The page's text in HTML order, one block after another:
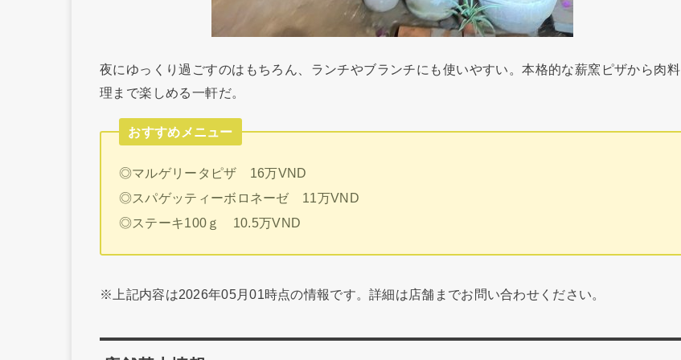
夜にゆっくり過ごすのはもちろん、ランチやブランチにも使いやすい。本格的な薪窯ピザから肉料
理まで楽しめる一軒だ。
おすすめメニュー
◎マルゲリータピザ 16万VND
◎スパゲッティーボロネーゼ 11万VND
◎ステーキ100ｇ 10.5万VND
※上記内容は2026年05月01時点の情報です。詳細は店舗までお問い合わせください。